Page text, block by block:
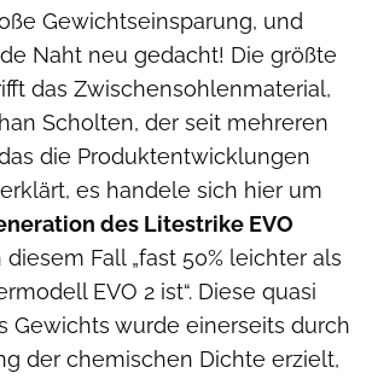
Gewichtseinsparung, und
Naht neu gedacht! Die größte
das Zwischensohlenmaterial,
Scholten, der seit mehreren
die Produktentwicklungen
es handele sich hier um
des Litestrike EVO
diesem Fall „fast 50% leichter als
EVO 2 ist“. Diese quasi
Gewichts wurde einerseits durch
der chemischen Dichte erzielt,